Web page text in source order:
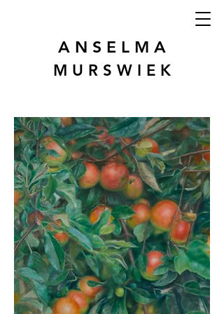
A N S E L M A
M U R S W I E K